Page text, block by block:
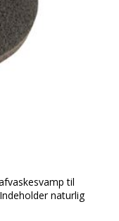
til
naturlig